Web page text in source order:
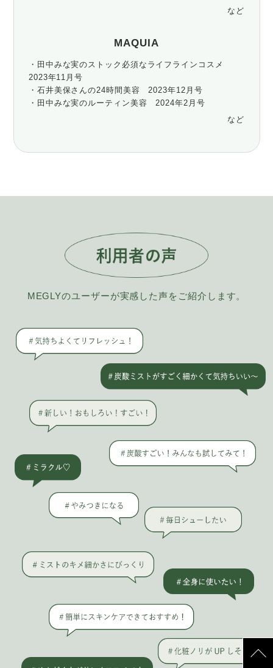
など
MAQUIA
・田中みな実のストック必須なライフラインコスメ
2023年11月号
・石井美保さんの24時間美容 2023年12月号
・田中みな実のルーティン美容 2024年2月号
など
MEGLYのユーザーが実感した声をご紹介します。